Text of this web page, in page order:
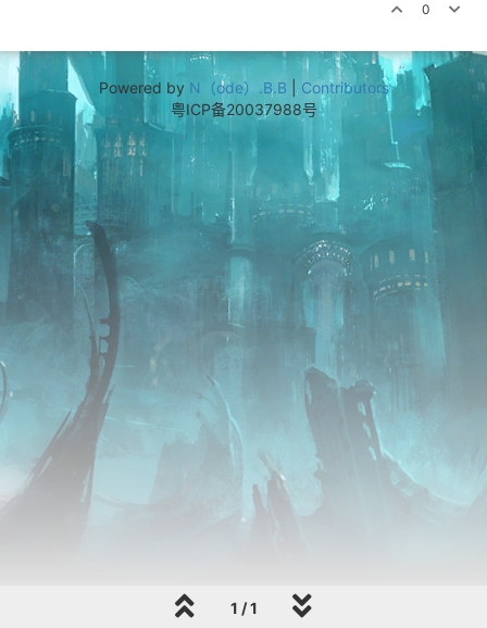
0
1 / 1
Powered by N（ode）.B.B
Contributors
粤ICP备20037988号